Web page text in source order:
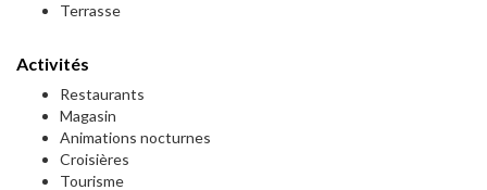
Terrasse
Activités
Restaurants
Magasin
Animations nocturnes
Croisières
Tourisme